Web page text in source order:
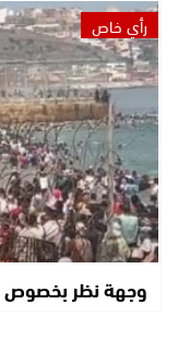
رأي خاص
وجهة نظر بخصوص